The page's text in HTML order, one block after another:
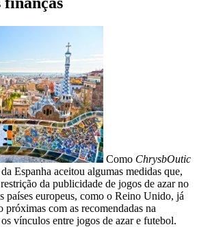
Como ChrysbOutic
Espanha aceitou algumas medidas que,
da publicidade de jogos de azar no
países europeus, como o Reino Unido, já
próximas com as recomendadas na
vínculos entre jogos de azar e futebol.